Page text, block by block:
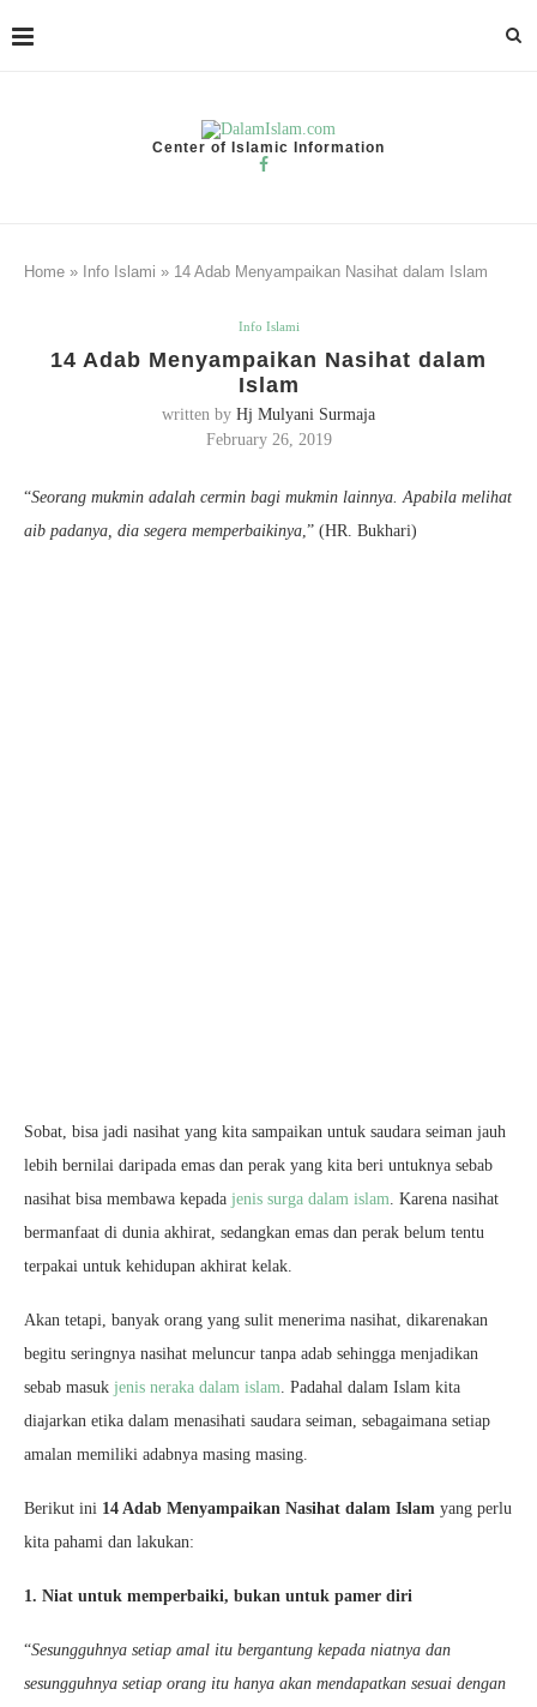
Center of Islamic Information
Home » Info Islami » 14 Adab Menyampaikan Nasihat dalam Islam
Info Islami
14 Adab Menyampaikan Nasihat dalam
Islam
written by Hj Mulyani Surmaja
February 26, 2019
“Seorang mukmin adalah cermin bagi mukmin lainnya. Apabila melihat
aib padanya, dia segera memperbaikinya,” (HR. Bukhari)
Sobat, bisa jadi nasihat yang kita sampaikan untuk saudara seiman jauh
lebih bernilai daripada emas dan perak yang kita beri untuknya sebab
nasihat bisa membawa kepada jenis surga dalam islam. Karena nasihat
bermanfaat di dunia akhirat, sedangkan emas dan perak belum tentu
terpakai untuk kehidupan akhirat kelak.
Akan tetapi, banyak orang yang sulit menerima nasihat, dikarenakan
begitu seringnya nasihat meluncur tanpa adab sehingga menjadikan
sebab masuk jenis neraka dalam islam. Padahal dalam Islam kita
diajarkan etika dalam menasihati saudara seiman, sebagaimana setiap
amalan memiliki adabnya masing masing.
Berikut ini 14 Adab Menyampaikan Nasihat dalam Islam yang perlu
kita pahami dan lakukan:
1. Niat untuk memperbaiki, bukan untuk pamer diri
“Sesungguhnya setiap amal itu bergantung kepada niatnya dan
sesungguhnya setiap orang itu hanya akan mendapatkan sesuai dengan